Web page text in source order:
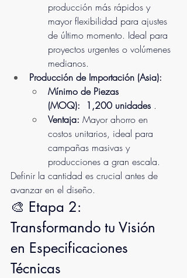
producción más rápidos y
mayor flexibilidad para ajustes
de último momento. Ideal para
proyectos urgentes o volúmenes
medianos.
Producción de Importación (Asia):
Mínimo de Piezas
(MOQ):
1,200 unidades .
Ventaja: Mayor ahorro en
costos unitarios, ideal para
campañas masivas y
producciones a gran escala.
Definir la cantidad es crucial antes de
avanzar en el diseño.
🎨 Etapa 2:
Transformando tu Visión
en Especificaciones
Técnicas